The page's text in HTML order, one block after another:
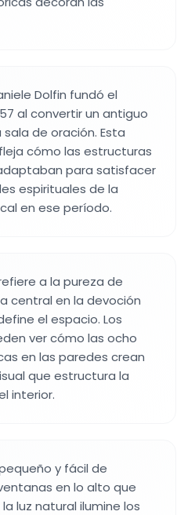
Dolfin fundó el
al convertir un antiguo
de oración. Esta
cómo las estructuras
para satisfacer
espirituales de la
en ese período.
a la pureza de
central en la devoción
el espacio. Los
ver cómo las ocho
en las paredes crean
que estructura la
interior.
y fácil de
en lo alto que
luz natural ilumine los